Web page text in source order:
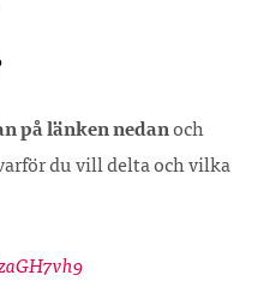
på länken nedanoch
du vill delta och vilka